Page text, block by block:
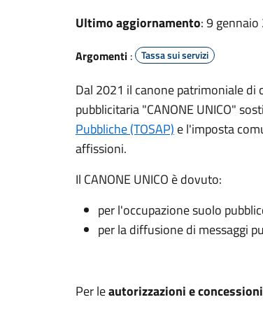
Ultimo aggiornamento: 9
Argomenti : Tassa sui servizi
Dal 2021 il canone patrimoniale di
pubblicitaria "CANONE UNICO"
Pubbliche (TOSAP) e l'imposta
affissioni.
Il CANONE UNICO è dovuto:
per l'occupazione suolo
per la diffusione di messaggi
Per leautorizzazioni e